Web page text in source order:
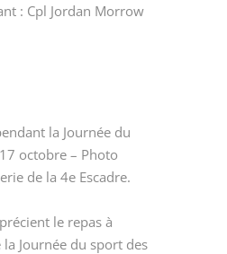
: Cpl Jordan Morrow
la Journée du
octobre – Photo
de la 4e Escadre.
le repas à
Journée du sport des